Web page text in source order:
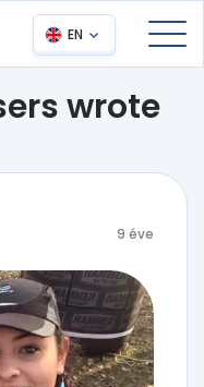
EN
wrote
9 éve